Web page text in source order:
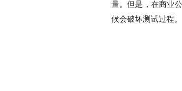
量。但是，在商业
候会破坏测试过程。